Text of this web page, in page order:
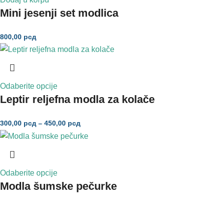
Mini jesenji set modlica
800,00 рсд
Odaberite opcije
Leptir reljefna modla za kolače
300,00 рсд – 450,00 рсд
Odaberite opcije
Modla šumske pečurke